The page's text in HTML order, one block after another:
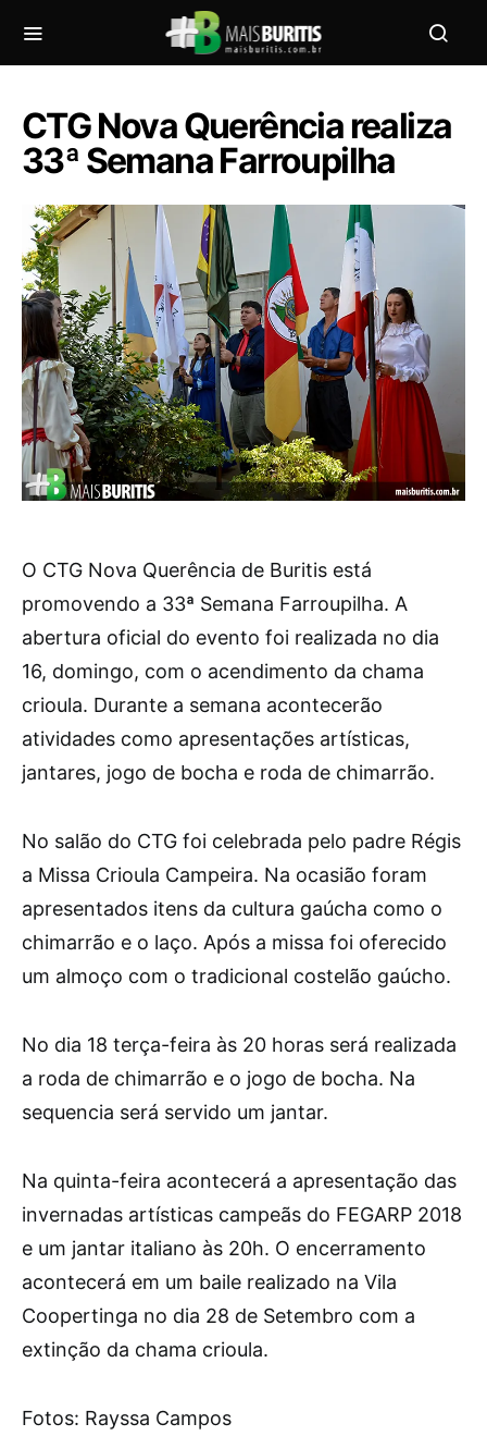
CTG Nova Querência realiza
33ª Semana Farroupilha
O CTG Nova Querência de Buritis está
promovendo a 33ª Semana Farroupilha. A
abertura oficial do evento foi realizada no dia
16, domingo, com o acendimento da chama
crioula. Durante a semana acontecerão
atividades como apresentações artísticas,
jantares, jogo de bocha e roda de chimarrão.
No salão do CTG foi celebrada pelo padre Régis
a Missa Crioula Campeira. Na ocasião foram
apresentados itens da cultura gaúcha como o
chimarrão e o laço. Após a missa foi oferecido
um almoço com o tradicional costelão gaúcho.
No dia 18 terça-feira às 20 horas será realizada
a roda de chimarrão e o jogo de bocha. Na
sequencia será servido um jantar.
Na quinta-feira acontecerá a apresentação das
invernadas artísticas campeãs do FEGARP 2018
e um jantar italiano às 20h. O encerramento
acontecerá em um baile realizado na Vila
Coopertinga no dia 28 de Setembro com a
extinção da chama crioula.
Fotos: Rayssa Campos